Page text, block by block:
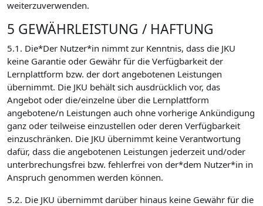
weiterzuverwenden.
5 GEWÄHRLEISTUNG / HAFTUNG
5.1. Die*Der Nutzer*in nimmt zur Kenntnis, dass die JKU
keine Garantie oder Gewähr für die Verfügbarkeit der
Lernplattform bzw. der dort angebotenen Leistungen
übernimmt. Die JKU behält sich ausdrücklich vor, das
Angebot oder die/einzelne über die Lernplattform
angebotene/n Leistungen auch ohne vorherige Ankündigung
ganz oder teilweise einzustellen oder deren Verfügbarkeit
einzuschränken. Die JKU übernimmt keine Verantwortung
dafür, dass die angebotenen Leistungen jederzeit und/oder
unterbrechungsfrei bzw. fehlerfrei von der*dem Nutzer*in in
Anspruch genommen werden können.
5.2. Die JKU übernimmt darüber hinaus keine Gewähr für die